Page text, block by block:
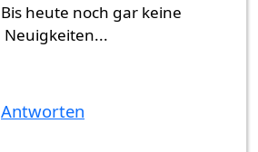
Bis heute noch gar keine
Neuigkeiten...
Antworten